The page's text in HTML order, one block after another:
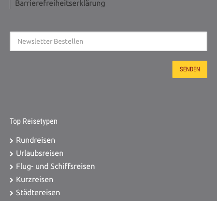
Barrierefreiheitserklärung
Top Reisetypen
Rundreisen
Urlaubsreisen
Flug- und Schiffsreisen
Kurzreisen
Städtereisen